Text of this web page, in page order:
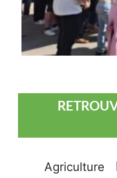
Agriculture